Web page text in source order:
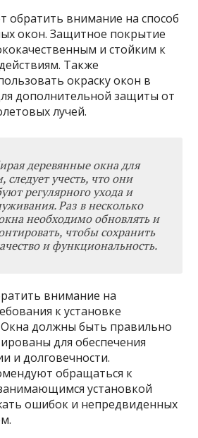
обратить внимание на способ
окон. Защитное покрытие
и стойким к
Также
окраску окон в
дополнительной защиты от
лучей.
деревянные окна для
следует учесть, что они
регулярного ухода и
Раз в несколько
необходимо обновлять и
чтобы сохранить
и функциональность.
внимание на
к установке
должны быть правильно
для обеспечения
и долговечности.
обращаться к
установкой
ошибок и непредвиденных